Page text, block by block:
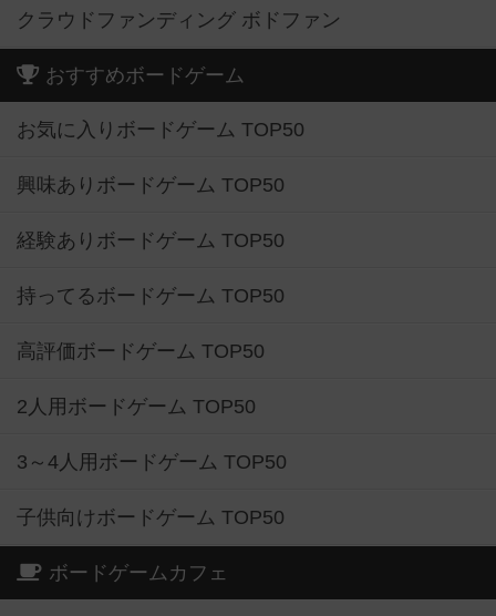
クラウドファンディング ボドファン
おすすめボードゲーム
お気に入りボードゲーム TOP50
興味ありボードゲーム TOP50
経験ありボードゲーム TOP50
持ってるボードゲーム TOP50
高評価ボードゲーム TOP50
2人用ボードゲーム TOP50
3～4人用ボードゲーム TOP50
子供向けボードゲーム TOP50
ボードゲームカフェ